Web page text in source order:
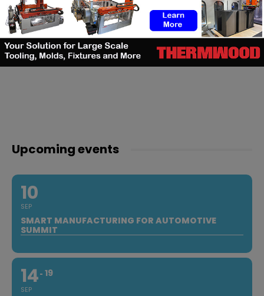
Upcoming events
10
SEP
SMART MANUFACTURING FOR AUTOMOTIVE
SUMMIT
14
SEP
19